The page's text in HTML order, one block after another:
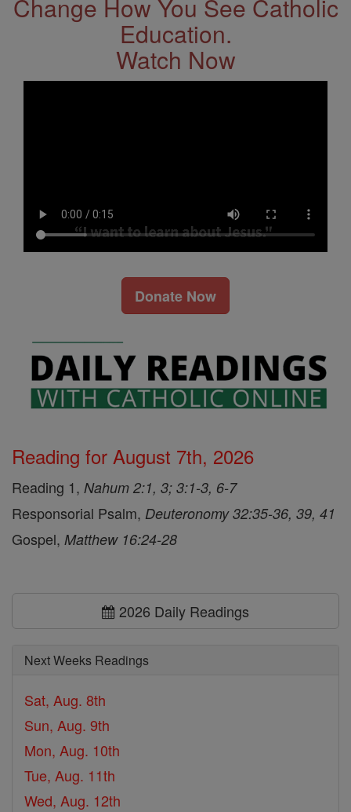
Change How You See Catholic
Education.
Watch Now
Donate Now
Reading for August 7th, 2026
Reading 1, Nahum 2:1, 3; 3:1-3, 6-7
Responsorial Psalm, Deuteronomy 32:35-36, 39, 41
Gospel, Matthew 16:24-28
2026 Daily Readings
Next Weeks Readings
Sat, Aug. 8th
Sun, Aug. 9th
Mon, Aug. 10th
Tue, Aug. 11th
Wed, Aug. 12th